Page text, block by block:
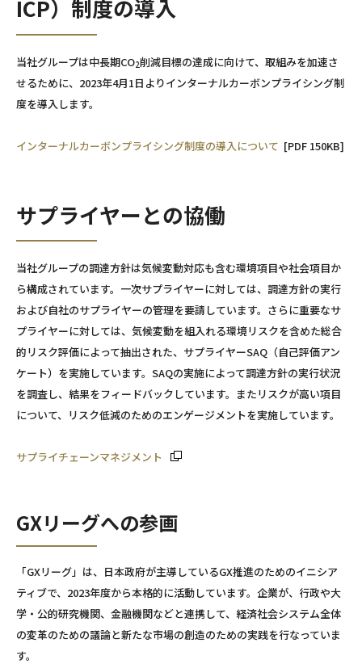
ICP）制度の導入
当社グループは中長期CO2削減目標の達成に向けて、取組みを加速さ
せるために、2023年4月1日よりインターナルカーボンプライシング制
度を導入します。
インターナルカーボンプライシング制度の導入について [PDF 150KB]
サプライヤーとの協働
当社グループの調達方針は気候変動対応も含む環境項目や社会項目か
ら構成されています。一次サプライヤーに対しては、調達方針の実行
および自社のサプライヤーの管理を要請しています。さらに重要なサ
プライヤーに対しては、気候変動を組入れる環境リスクを含めた総合
的リスク評価によって抽出された、サプライヤーSAQ（自己評価アン
ケート）を実施しています。SAQの実施によって調達方針の実行状況
を調査し、結果をフィードバックしています。またリスクが高い項目
について、リスク低減のためのエンゲージメントを実施しています。
サプライチェーンマネジメント
GXリーグへの参画
「GXリーグ」は、日本政府が主導しているGX推進のためのイニシア
ティブで、2023年度から本格的に活動しています。企業が、行政や大
学・公的研究機関、金融機関などと連携して、経済社会システム全体
の変革のための議論と新たな市場の創造のための実践を行なっていま
す。